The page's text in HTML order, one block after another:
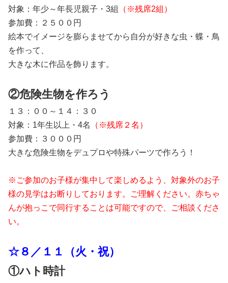
対象：年少～年長児親子・3組
（※残席2組）
参加費：２５００円
絵本でイメージを膨らませてから自分が好きな虫・蝶・鳥
を作って、
大きな木に作品を飾ります。
②危険生物を作ろう
１３：００～１４：３０
対象：1年生以上・4名
（※残席２名）
参加費：３０００円
大きな危険生物をデュプロや特殊パーツで作ろう！
※ご参加のお子様が集中して楽しめるよう、対象外のお子
様の見学はお断りしております。ご理解ください。赤ちゃ
んが抱っこで同行することは可能ですので、ご相談くださ
い。
☆８／１１（火・祝）
①ハト時計